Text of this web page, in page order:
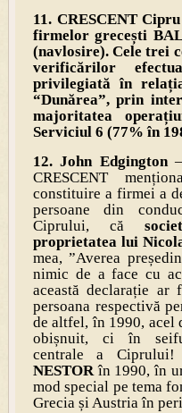
11. CRESCENT
firmelor grecești
(navlosire). Cele trei
verificărilor
privilegiată în
“Dunărea”, prin
majoritatea
Serviciul 6 (77% în
12. John Edgington–
CRESCENT
constituire a firmei a
persoane din
Ciprului, că
proprietatea lui
mea, ”Averea
nimic de a face cu
această declarație ar
persoana respectivă
de altfel, în 1990, acel
obișnuit, ci în
centrale a
NESTORîn 1990, în
mod special pe tema
Grecia și Austria în